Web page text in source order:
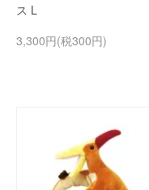
ス L
3,300円(税300円)